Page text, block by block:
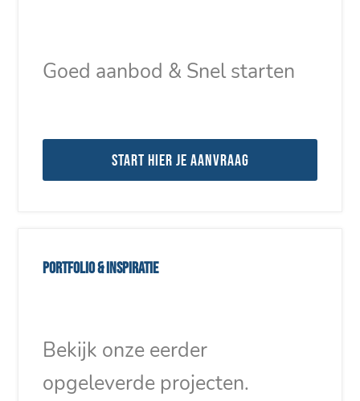
Goed aanbod & Snel starten
Start hier je aanvraag
Portfolio & inspiratie
Bekijk onze eerder
opgeleverde projecten.